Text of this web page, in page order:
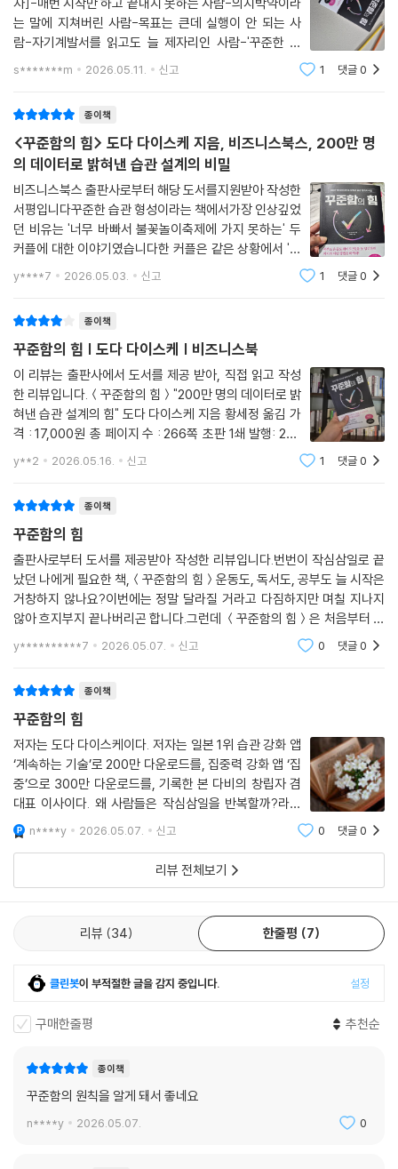
신이 습관화하고 싶은 행동을 하면 된다네. 그러면 귀찮다는 생각이 들기
전에 몸이 자연스레 움직일 거야.”
_ ‘원칙 2 움직일 수 있을 때 떠올린다’ 중에서
때가 찾아오지. 그럴 때 ‘내일은 꼭 하자’라며 하루 쉬지 말고, 소소하게나
마 그날 다른 무언가를 하면 되네. 그러면 그것이 이제껏 쌓아온 노력을 끊
어지지 않게 해주지.”
박사는 구체적인 예를 소개했다. “‘5분 근력 운동’을 할 수 없을 때는 ‘30초
근력 운동’을 하거나 ‘집에 평소보다 조금 돌아가는 길로 걸어가기’ 정도만
해도 되네. 그 어떤 사소한 일이어도 괜찮아.”
이러한 발상은 ‘사람은 하루만 쉬어도 포기하기 쉽다’, ‘하지만 도저히 할
수 없는 날도 있다’라는 문제와 현실적으로 타협하면서 이치에도 맞았다.
그 결과 이제껏 모든 일에 ‘한다’ 혹은 ‘하지 않는다’라는 두 가지 선택지밖
되었다.
_ ‘원칙 3 예외를 두지 않는다’ 중에서
--- 본문 중에서
는 점이다.
결국 당신이 무언가를 꾸준히 하지 못하는 것은 의지의 문제가 아니다. 단
지 지속 불가능한 방식으로 시작했을 뿐이다. 이 책은 ‘더 열심히 하라’는
는 데이터로 검증된 지침을 믿고 따라보자.
습관을 자동화하는 ‘꾸준함의 3원칙’
저자가 제시하는 가이드라인은 명쾌하다 못해 파격적이다. 200만 명의 시
행착오를 단 세 가지 원칙으로 압축해 낸 결과다.
. 원칙 1. 목표를 극단적으로 낮춰라(5분의 마법): 준비 시간 포함 5분이면
국 0분이 된다.
. 원칙 2. 몸이 움직일 수 있는 타이밍을 잡아라(리마인더): 즉시 실행할 수
있는 최적의 타이밍에 리마인더를 배치하는 것만으로 성공률은 4.47배
치솟는다.
. 원칙 3. 예외를 두지 마라(17초라도!): 컨디션이 최악인 날에도 할 수 있
는 ‘대신 행동’을 마련하라. 힘들면 17초만 하라. 중요한 건 성과가 아니라
연결을 유지하는 것이다.
성하며 겪는 심리적 저항과 의구심을 정면으로 돌파한다. ‘고작 그렇게 해
서 효과가 있을까?’, ‘오늘은 정말 바쁜데 어쩌지?’ 같은 흔한 망설임 앞에
저자는 200만 명의 데이터라는 강력한 근거를 들이밀며 독자를 설득한다.
공부, 운동, 독서 등 그동안 당신을 좌절시켰던 모든 목표들이 이 3원칙이
라는 시스템 안에서 놀랍도록 가벼운 일상이 될 것이다.
꾸준한 사람이 따로 있는 게 아니다. 꾸준해질 수밖에 없는 ‘구조’를 만든
사람이 있을 뿐이다. 마지막 페이지를 덮는 순간 당신은 더 이상 작심삼일
한 검증된 길을 걸어보길 권한다.
는 말에 지쳐버린 사람-목표는 큰데 실행이 안 되는 사
람-자기계발서를 읽고도 늘 제자리인 사람-'꾸준한 사
람'이 되고 싶은데 방법을 모르는 사람새해가 되면 헬스장
s*******m 2026.05.11. 신고 1 댓글0
종이책
<꾸준함의 힘> 도다 다이스케 지음, 비즈니스북스, 200만 명
의 데이터로 밝혀낸 습관 설계의 비밀
비즈니스북스 출판사로부터 해당 도서를지원받아 작성한
서평입니다꾸준한 습관 형성이라는 책에서가장 인상깊었
던 비유는 '너무 바빠서 불꽃놀이축제에 가지 못하는' 두
커플에 대한 이야기였습니다한 커플은 같은 상황에서 '내
년에 가자'라고생각했고, 다른 커플은 '그래도 작은 불꽃
놀이 정도는올해에도 할 수 있다'고 생각한 것입니다결국
y****7 2026.05.03. 신고 1 댓글0
종이책
꾸준함의 힘 | 도다 다이스케 | 비즈니스북
이 리뷰는 출판사에서 도서를 제공 받아, 직접 읽고 작성
한 리뷰입니다.＜꾸준함의 힘＞"200만 명의 데이터로 밝
혀낸 습관 설계의 힘" 도다 다이스케 지음 황세정 옮김 가
격 : 17,000원 총 페이지 수 : 266쪽 초판 1쇄 발행: 202
6년 4월 27일 꾸준하지 못한 건 정말 의지 부족일까?새
해가 되면 늘 비슷한 목표를 세운다. 운동하기, 책 읽기, 영
y**2 2026.05.16. 신고 1 댓글0
종이책
꾸준함의 힘
출판사로부터 도서를 제공받아 작성한 리뷰입니다. 번번이 작심삼일로 끝
났던 나에게 필요한 책,＜꾸준함의 힘＞운동도, 독서도, 공부도 늘 시작은
거창하지 않나요?이번에는 정말 달라질 거라고 다짐하지만 며칠 지나지
않아 흐지부지 끝나버리곤 합니다.그런데 ＜꾸준함의 힘＞은 처음부터 전
혀 다른 이야기를 말해줍니다.꾸준하지 못했던 건 의지가 부족해서가 아니
라,애초에 지속할
y**********7 2026.05.07. 신고 0 댓글0
종이책
꾸준함의 힘
저자는 도다 다이스케이다. 저자는 일본 1위 습관 강화 앱
‘계속하는 기술’로 200만 다운로드를, 집중력 강화 앱 ‘집
중’으로 300만 다운로드를, 기록한 본 다비의 창립자 겸
대표 이사이다. 왜 사람들은 작심삼일을 반복할까?라는
단순한 질문에서 출발해, 데이터 분석을 바탕으로 인간 심
리를 탐구하며 사람들의 긍정적인 행동 변화를 이끌어내
는 앱 개발에 몰두해왔다. 저자는 2016
n****y 2026.05.07. 신고 0 댓글0
리뷰 전체보기
리뷰 34 한줄평 7
클린봇이 부적절한 글을 감지 중입니다. 설정
구매한줄평 추천순
종이책
꾸준함의 원칙을 알게 돼서 좋네요
n****y 2026.05.07. 0